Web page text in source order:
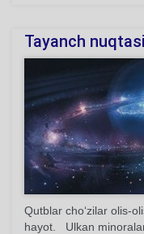
Tayanch nuqtasi
Qutblar cho‘zilar olis-
hayot. Ulkan